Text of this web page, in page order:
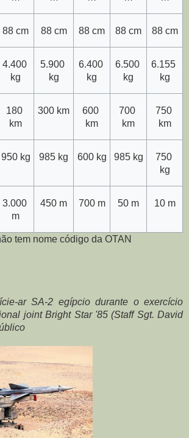
88 cm 88 cm 88 cm 88 cm 88 cm
4.400
kg
5.900
kg
6.400
kg
6.500
kg
6.155
kg
180
km
300 km
600
km
700
km
750
km
950 kg 985 kg 600 kg 985 kg
750
kg
3.000
m
450 m 700 m 50 m 10 m
tem nome código da OTAN
ar SA-2 egípcio durante o exercício
joint Bright Star '85 (Staff Sgt. David